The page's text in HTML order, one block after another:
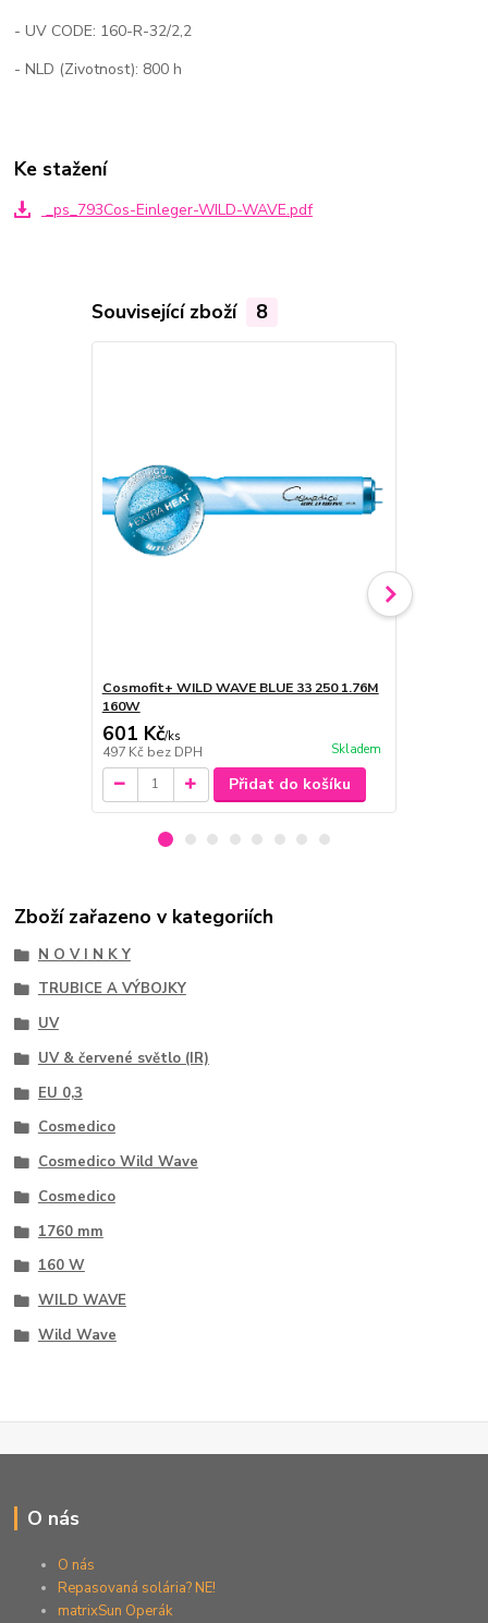
- UV CODE: 160-R-32/2,2
- NLD (Zivotnost): 800 h
Ke stažení
_ps_793Cos-Einleger-WILD-WAVE.pdf
Související zboží 8
Cosmofit+ WILD WAVE BLUE 33 250 1.76M
160W
601 Kč/ks
497 Kč bez DPH Skladem
Přidat do košíku
Zboží zařazeno v kategoriích
N O V I N K Y
TRUBICE A VÝBOJKY
UV
UV & červené světlo (IR)
EU 0,3
Cosmedico
Cosmedico Wild Wave
Cosmedico
1760 mm
160 W
WILD WAVE
Wild Wave
O nás
O nás
Repasovaná solária? NE!
matrixSun Operák